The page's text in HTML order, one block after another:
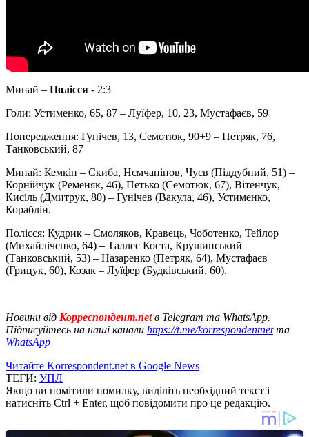
Минай – Полісся - 2:3
Голи: Устименко, 65, 87 – Луїфер, 10, 23, Мустафаєв, 59
Попередження: Гунічев, 13, Семотюк, 90+9 – Петряк, 76,
Танковський, 87
Минай: Кемкін – Скиба, Нємчанінов, Чуєв (Піддубний, 51) –
Корнійчук (Ременяк, 46), Петько (Семотюк, 67), Вітенчук,
Кисіль (Дмитрук, 80) – Гунічев (Вакула, 46), Устименко,
Кораблін.
Полісся: Кудрик – Смоляков, Кравець, Чоботенко, Тейлор
(Михайліченко, 64) – Таллес Коста, Крушинський
(Танковський, 53) – Назаренко (Петряк, 64), Мустафаєв
(Грицук, 60), Козак – Луїфер (Будківський, 60).
Новини від Корреспондент.netв Telegram та WhatsApp.
Підписуйтесь на наші канали https://t.me/korrespondentnetта
WhatsApp
Читайте Korrespondent.net в Google News
ТЕГИ: УПЛ
Якщо ви помітили помилку, виділіть необхідний текст і
натисніть Ctrl + Enter, щоб повідомити про це редакцію.